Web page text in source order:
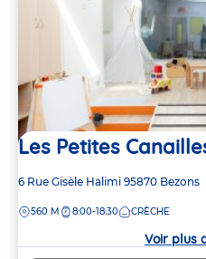
Les Petites
Adresse
la
6 Rue Gisèle Halimi 95870 Bezons
DISTANCE
560 M 8:00-18:30 CRÈCHE
Voir plus